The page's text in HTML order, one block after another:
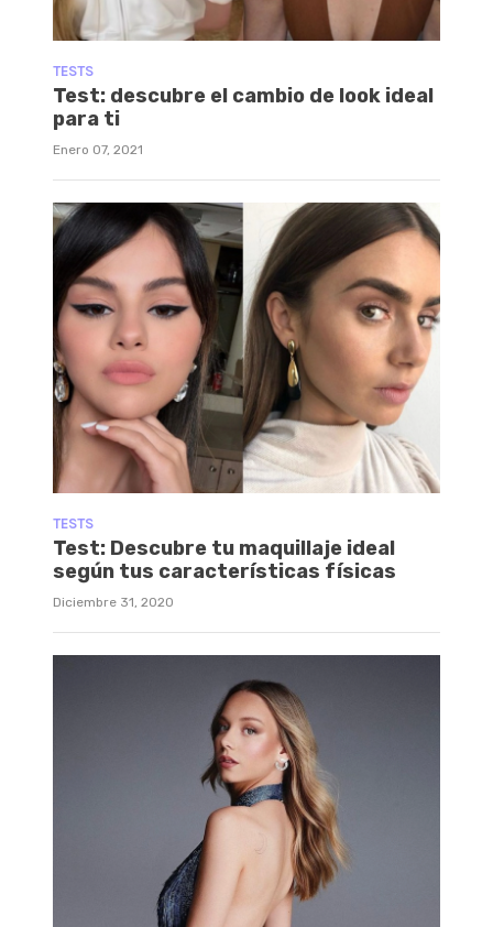
TESTS
Test: descubre el cambio de look ideal
para ti
Enero 07, 2021
TESTS
Test: Descubre tu maquillaje ideal
según tus características físicas
Diciembre 31, 2020